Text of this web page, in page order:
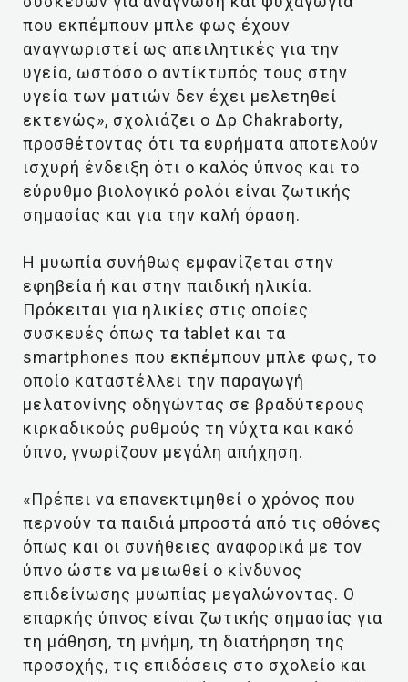
που εκπέμπουν μπλε φως έχουν
αναγνωριστεί ως απειλητικές για την
υγεία, ωστόσο ο αντίκτυπός τους στην
υγεία των ματιών δεν έχει μελετηθεί
εκτενώς», σχολιάζει ο Δρ Chakraborty,
προσθέτοντας ότι τα ευρήματα αποτελούν
ισχυρή ένδειξη ότι ο καλός ύπνος και το
εύρυθμο βιολογικό ρολόι είναι ζωτικής
σημασίας και για την καλή όραση.
Η μυωπία συνήθως εμφανίζεται στην
εφηβεία ή και στην παιδική ηλικία.
Πρόκειται για ηλικίες στις οποίες
συσκευές όπως τα tablet και τα
smartphones που εκπέμπουν μπλε φως, το
οποίο καταστέλλει την παραγωγή
μελατονίνης οδηγώντας σε βραδύτερους
κιρκαδικούς ρυθμούς τη νύχτα και κακό
ύπνο, γνωρίζουν μεγάλη απήχηση.
«Πρέπει να επανεκτιμηθεί ο χρόνος που
περνούν τα παιδιά μπροστά από τις οθόνες
όπως και οι συνήθειες αναφορικά με τον
ύπνο ώστε να μειωθεί ο κίνδυνος
επιδείνωσης μυωπίας μεγαλώνοντας. Ο
επαρκής ύπνος είναι ζωτικής σημασίας για
τη μάθηση, τη μνήμη, τη διατήρηση της
προσοχής, τις επιδόσεις στο σχολείο και